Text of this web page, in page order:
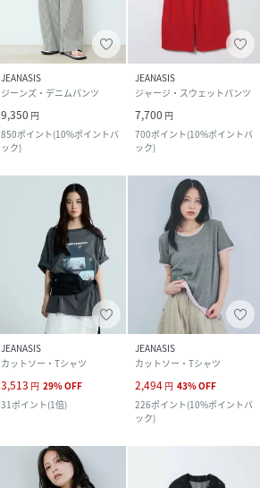
JEANASIS
ジーンズ・デニムパンツ
9,350 円
850ポイント(10%ポイントバ
ック)
JEANASIS
ジャージ・スウェットパンツ
7,700 円
700ポイント(10%ポイントバ
ック)
JEANASIS
カットソー・Tシャツ
3,513 円 29%OFF
31ポイント(1倍)
JEANASIS
カットソー・Tシャツ
2,494 円 43%OFF
226ポイント(10%ポイントバ
ック)